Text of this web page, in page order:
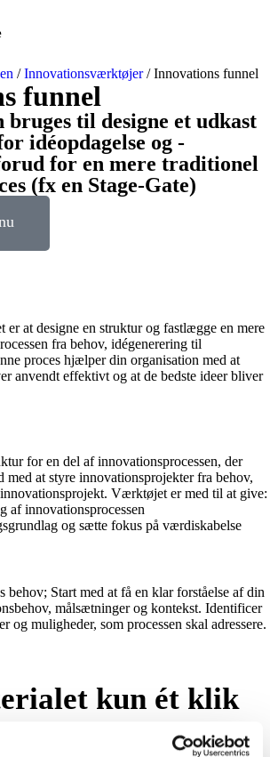
/Innovationsværktøjer/Innovations funnel
funnel
til designe et udkast
idéopdagelse og -
for en mere traditionel
(fx en Stage-Gate)
at designe en struktur og fastlægge en mere
fra behov, idégenerering til
proces hjælper din organisation med at
anvendt effektivt og at de bedste ideer bliver
for en del af innovationsprocessen, der
at styre innovationsprojekter fra behov,
Værktøjet er med til at give:
af innovationsprocessen
og sætte fokus på værdiskabelse
behov; Start med at få en klar forståelse af din
målsætninger og kontekst. Identificer
og muligheder, som processen skal adressere.
kun ét klik